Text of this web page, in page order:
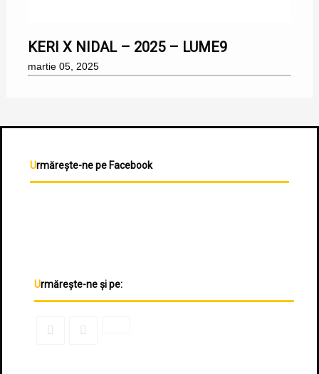
KERI X NIDAL – 2025 – LUME9
martie 05, 2025
Urmărește-ne pe Facebook
Urmărește-ne și pe: